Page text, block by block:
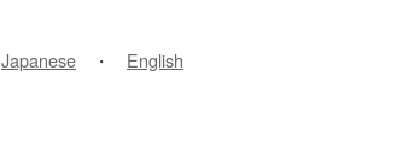
Japanese ・ English